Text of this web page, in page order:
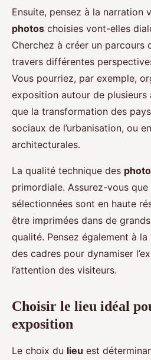
Ensuite, pensez à la narration
photos choisies vont-elles
Cherchez à créer un parcours
travers différentes
Vous pourriez, par exemple,
exposition autour de plusieurs
que la transformation des
sociaux de l’urbanisation, ou
architecturales.
La qualité technique des
primordiale. Assurez-vous
sélectionnées sont en haute
être imprimées dans de
qualité. Pensez également à
des cadres pour dynamiser
l’attention des visiteurs.
Choisir le lieu idéal
exposition
Le choix du lieu est